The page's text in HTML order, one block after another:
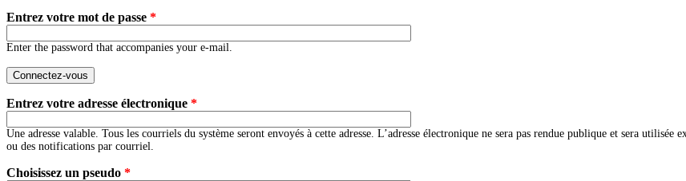
Entrez votre mot de passe *
Enter the password that accompanies your e-mail.
Entrez votre adresse électronique *
Une adresse valable. Tous les courriels du système seront envoyés à cette adresse. L’adresse électronique ne sera pas rendue publique et sera
ou des notifications par courriel.
Choisissez un pseudo *